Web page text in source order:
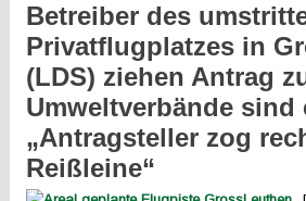
Betreiber des
Privatflugplatzes in
(LDS) ziehen Antrag
Umweltverbände sind
„Antragsteller zog
Reißleine“